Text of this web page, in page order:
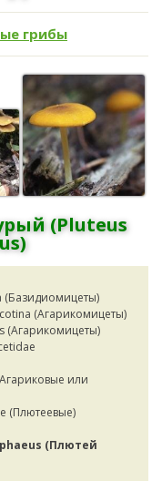
грибы
(Pluteus
(Базидиомицеты)
(Агарикомицеты)
(Агарикомицеты)
или
(Плютеевые)
(Плютей